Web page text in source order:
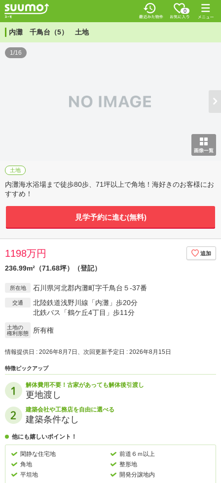
0
内灘 千鳥台（5） 土地
1/16
土地
内灘海水浴場まで徒歩80歩、71坪以上で角地！海好きのお客様にお
すすめ！
見学予約に進む(無料)
1198万円
236.99m²（71.68坪）（登記）
所在地 石川県河北郡内灘町字千鳥台５-37番
交通
北陸鉄道浅野川線「内灘」歩20分
北鉄バス「鶴ケ丘4丁目」歩11分
土地の
権利形態
所有権
情報提供日 : 2026年8月7日、次回更新予定日 : 2026年8月15日
特徴ピックアップ
解体費用不要！古家があっても解体後引渡し
更地渡し
建築会社や工務店を自由に選べる
建築条件なし
他にも嬉しいポイント！
閑静な住宅地
前道６ｍ以上
角地
整形地
平坦地
開発分譲地内